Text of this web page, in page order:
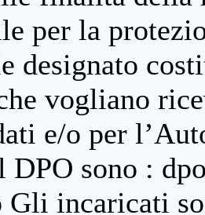
per la
designato
vogliano
e/o per
DPO sono :
Gli incaricati